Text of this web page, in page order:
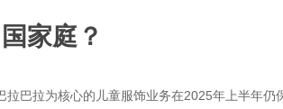
家庭？
巴拉为核心的儿童服饰业务在2025年上半年仍